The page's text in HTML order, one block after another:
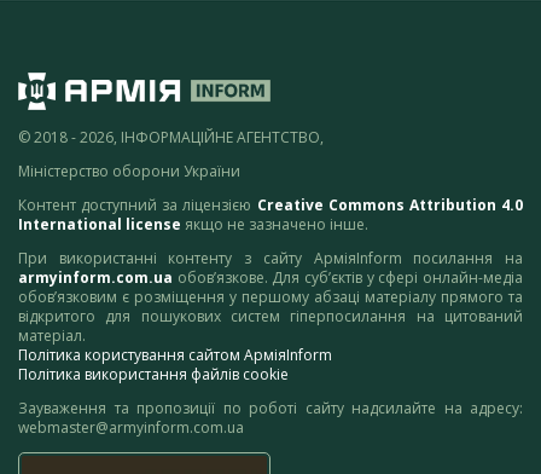
© 2018 - 2026, ІНФОРМАЦІЙНЕ АГЕНТСТВО,
Міністерство оборони України
Контент доступний за ліцензією Creative Commons Attribution 4.0
International license якщо не зазначено інше.
При використанні контенту з сайту АрміяInform посилання на
armyinform.com.ua обов’язкове. Для суб’єктів у сфері онлайн-медіа
обов’язковим є розміщення у першому абзаці матеріалу прямого та
відкритого для пошукових систем гіперпосилання на цитований
матеріал.
Політика користування сайтом АрміяInform
Політика використання файлів cookie
Зауваження та пропозиції по роботі сайту надсилайте на адресу:
webmaster@armyinform.com.ua